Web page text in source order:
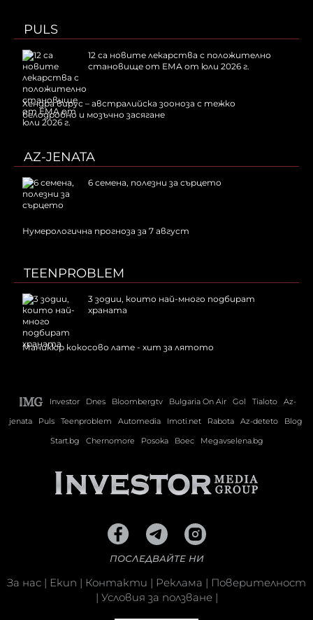
PULS
12 са новите лекарства с положително
становище от ЕМА от юли 2026 г.
Хендра вирус – австралийска зооноза с тежко
белодробно и мозъчно засягане
AZ-JENATA
6 семена, полезни за сърцето
Нумерологична прогноза за 7 август
TEENPROBLEM
3 зодии, които най-много подбират
храната
Маникюр кокосово лате - хит за лятото
Investor Dnes Bloombergtv Bulgaria On Air Gol Tialoto
Az-
jenata
Puls Teenproblem Automedia Imoti.net Rabota Az-deteto
Blog
Start.bg
Chernomore Posoka Boec Megavselena.bg
ПОСЛЕДВАЙТЕ НИ
За нас | Екип | Контакти | Реклама | Поверителност
| Условия за ползване|